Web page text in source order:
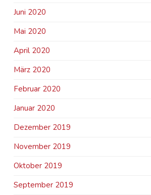
Juni 2020
Mai 2020
April 2020
März 2020
Februar 2020
Januar 2020
Dezember 2019
November 2019
Oktober 2019
September 2019